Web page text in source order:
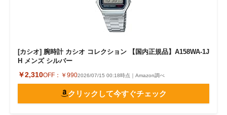
[カシオ] 腕時計 カシオ コレクション 【国内正規品】A158WA-1J
H メンズ シルバー
￥2,310OFF： ￥9902026/07/15 00:18時点｜Amazon調べ
クリックして今すぐチェック